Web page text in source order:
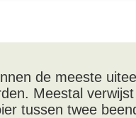
de meeste
Meestal
tussen twee